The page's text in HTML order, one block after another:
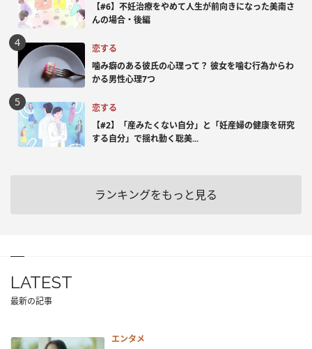
【#6】不妊治療をやめて人生が前向きになった美南さ
んの場合・後編
恋する
噛み癖のある彼氏の心理って？ 彼女を噛む行為からわ
かる男性心理7つ
恋する
【#2】「産みたくない自分」と「妊産婦の健康を研究
する自分」で揺れ動く聡美...
ランキングをもっと見る
LATEST
最新の記事
エンタメ